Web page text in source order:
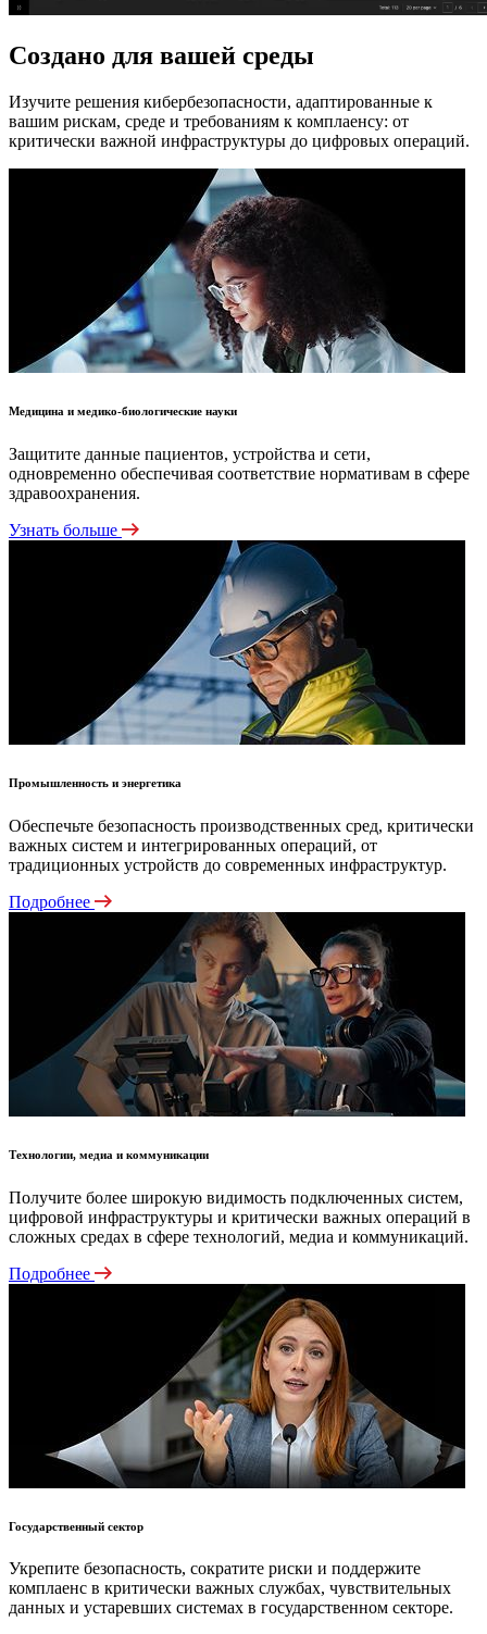
Создано для вашей среды
Изучите решения кибербезопасности, адаптированные к
вашим рискам, среде и требованиям к комплаенсу: от
критически важной инфраструктуры до цифровых операций.
Медицина и медико-биологические науки
Защитите данные пациентов, устройства и сети,
одновременно обеспечивая соответствие нормативам в сфере
здравоохранения.
Узнать больше
Промышленность и энергетика
Обеспечьте безопасность производственных сред, критически
важных систем и интегрированных операций, от
традиционных устройств до современных инфраструктур.
Подробнее
Технологии, медиа и коммуникации
Получите более широкую видимость подключенных систем,
цифровой инфраструктуры и критически важных операций в
сложных средах в сфере технологий, медиа и коммуникаций.
Подробнее
Государственный сектор
Укрепите безопасность, сократите риски и поддержите
комплаенс в критически важных службах, чувствительных
данных и устаревших системах в государственном секторе.